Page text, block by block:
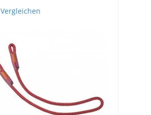
Vergleichen